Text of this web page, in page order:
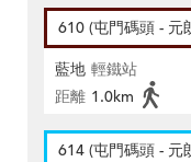
610 (屯門碼頭 - 元
藍地 輕鐵站
距離 1.0km
614 (屯門碼頭 - 元